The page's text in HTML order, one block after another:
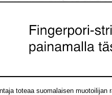
toteaa suomalaisen